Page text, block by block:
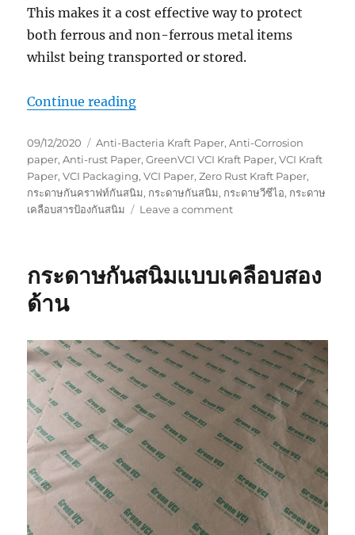
This makes it a cost effective way to protect
both ferrous and non-ferrous metal items
whilst being transported or stored.
Continue reading“VCI Packaging Paper”
Posted
on
09/12/2020 Tags
Anti-Bacteria Kraft Paper,Anti-Corrosion
paper,Anti-rust Paper,GreenVCI VCI Kraft Paper,VCI Kraft
Paper,VCI Packaging,VCI Paper,Zero Rust Kraft Paper,
กระดาษกันคราฟท์กันสนิม, กระดาษกันสนิม, กระดาษวีซีไอ, กระดาษ
เคลือบสารป้องกันสนิม
Leave a commenton
กระดาษกันสนิมแบบเคลือบสอง
ด้าน